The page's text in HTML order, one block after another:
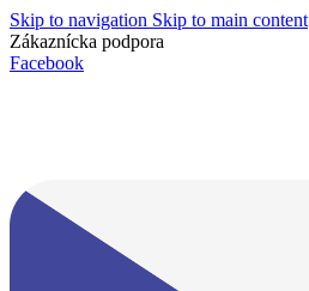
Skip to navigation Skip to main content
Zákaznícka podpora
Facebook